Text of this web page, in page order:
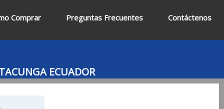
Comprar Preguntas Frecuentes Contáctenos
ECUADOR